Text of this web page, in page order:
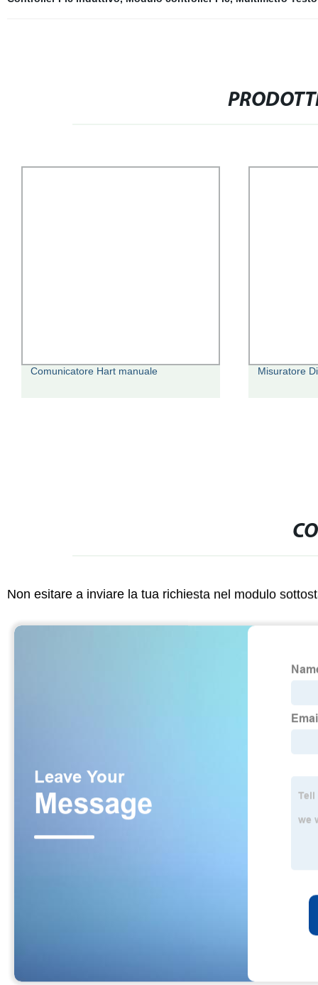
Comunicatore Hart manuale Misuratore
Non esitare a inviare la tua richiesta nel modulo